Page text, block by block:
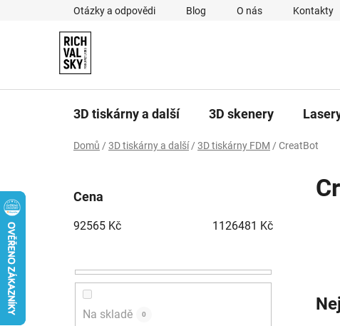
Otázky a odpovědi Blog O nás Kontakty
3D tiskárny a další 3D skenery
Domů / 3D tiskárny a další / 3D tiskárny FDM / CreatBot
Cena
92565 Kč 1126481 Kč
Na skladě 0